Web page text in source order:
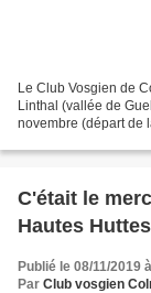
Le Club Vosgien de
Linthal (vallée de
novembre (départ de
C'était le
Hautes
Publié le 08/11/2019
Par Club vosgien